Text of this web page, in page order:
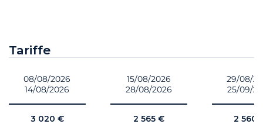
Tariffe
08/08/2026
14/08/2026
3 020 €
15/08/2026
28/08/2026
2 565 €
29/08/
25/09/
2 560